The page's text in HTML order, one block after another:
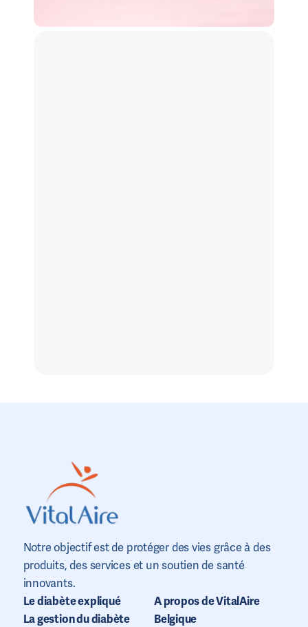
Notre objectif est de protéger des vies grâce à des
produits, des services et un soutien de santé
innovants.
Le diabète expliqué
La gestion du diabète
A propos de VitalAire
Belgique